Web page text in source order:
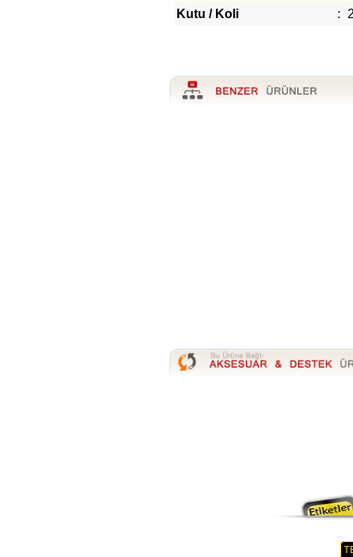
Kutu / Koli
: